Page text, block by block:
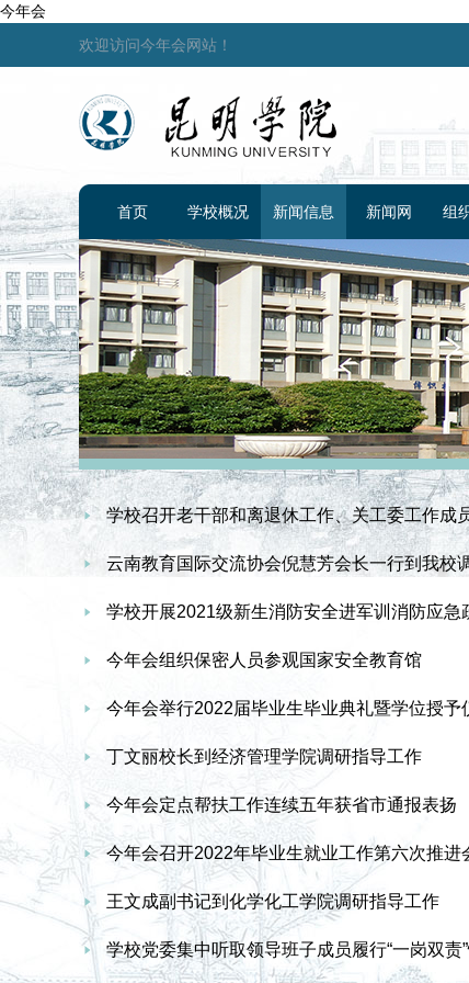
今年会
欢迎访问今年会网站！
首页 学校概况 新闻信息 新闻网 组
学校召开老干部和离退休工作、关工委工作成
云南教育国际交流协会倪慧芳会长一行到我校
学校开展2021级新生消防安全进军训消防应急
今年会组织保密人员参观国家安全教育馆
今年会举行2022届毕业生毕业典礼暨学位授予
丁文丽校长到经济管理学院调研指导工作
今年会定点帮扶工作连续五年获省市通报表扬
今年会召开2022年毕业生就业工作第六次推进
王文成副书记到化学化工学院调研指导工作
学校党委集中听取领导班子成员履行“一岗双责